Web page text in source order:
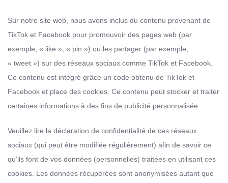
Sur notre site web, nous avons inclus du contenu provenant de
TikTok et Facebook pour promouvoir des pages web (par
exemple, « like », « pin ») ou les partager (par exemple,
« tweet ») sur des réseaux sociaux comme TikTok et Facebook.
Ce contenu est intégré grâce un code obtenu de TikTok et
Facebook et place des cookies. Ce contenu peut stocker et traiter
certaines informations à des fins de publicité personnalisée.
Veuillez lire la déclaration de confidentialité de ces réseaux
sociaux (qui peut être modifiée régulièrement) afin de savoir ce
qu’ils font de vos données (personnelles) traitées en utilisant ces
cookies. Les données récupérées sont anonymisées autant que